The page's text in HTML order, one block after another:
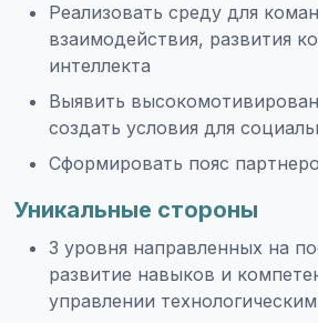
Реализовать среду для
взаимодействия, развития
интеллекта
Выявить
создать условия для
Сформировать пояс
Уникальные стороны
3 уровня направленных на
развитие навыков и
управлении